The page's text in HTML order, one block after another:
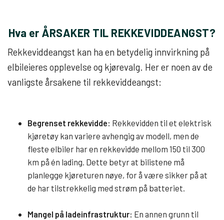
Hva er ÅRSAKER TIL REKKEVIDDEANGST?
Rekkeviddeangst kan ha en betydelig innvirkning på
elbileieres opplevelse og kjørevalg. Her er noen av de
vanligste årsakene til rekkeviddeangst:
Begrenset rekkevidde: Rekkevidden til et elektrisk
kjøretøy kan variere avhengig av modell, men de
fleste elbiler har en rekkevidde mellom 150 til 300
km på én lading. Dette betyr at bilistene må
planlegge kjøreturen nøye, for å være sikker på at
de har tilstrekkelig med strøm på batteriet.
Mangel på ladeinfrastruktur: En annen grunn til